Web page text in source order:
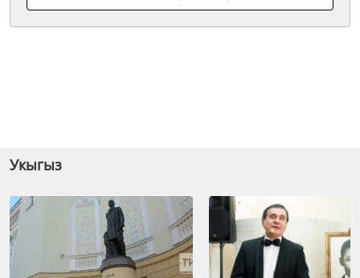
Укыгыз